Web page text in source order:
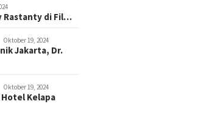
Rastanty di Fil…
Oktober 19, 2024
Jakarta, Dr.
Oktober 19, 2024
Hotel Kelapa